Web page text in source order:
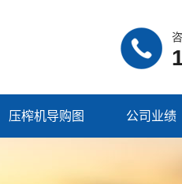
压榨机导购图 公司业绩